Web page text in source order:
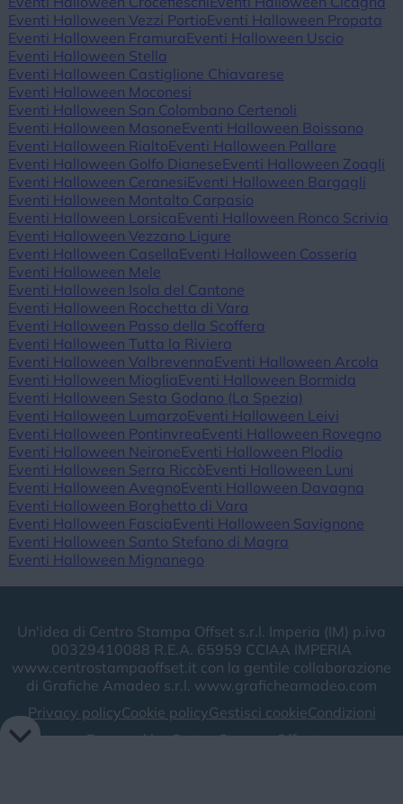
Eventi Halloween Vezzi PortioEventi Halloween Propata
Eventi Halloween Framura Eventi Halloween Uscio
Eventi Halloween Stella
Eventi Halloween Castiglione Chiavarese
Eventi Halloween Moconesi
Eventi Halloween San Colombano Certenoli
Eventi Halloween MasoneEventi Halloween Boissano
Eventi Halloween RialtoEventi Halloween Pallare
Eventi Halloween Golfo DianeseEventi Halloween Zoagli
Eventi Halloween CeranesiEventi Halloween Bargagli
Eventi Halloween Montalto Carpasio
Eventi Halloween Lorsica Eventi Halloween Ronco Scrivia
Eventi Halloween Vezzano Ligure
Eventi Halloween Casella Eventi Halloween Cosseria
Eventi Halloween Mele
Eventi Halloween Isola del Cantone
Eventi Halloween Rocchetta di Vara
Eventi Halloween Passo della Scoffera
Eventi Halloween Tutta la Riviera
Eventi Halloween Valbrevenna Eventi Halloween Arcola
Eventi Halloween Mioglia Eventi Halloween Bormida
Eventi Halloween Sesta Godano (La Spezia)
Eventi Halloween LumarzoEventi Halloween Leivi
Eventi Halloween Pontinvrea Eventi Halloween Rovegno
Eventi Halloween NeironeEventi Halloween Plodio
Eventi Halloween Serra RiccòEventi Halloween Luni
Eventi Halloween AvegnoEventi Halloween Davagna
Eventi Halloween Borghetto di Vara
Eventi Halloween Fascia Eventi Halloween Savignone
Eventi Halloween Santo Stefano di Magra
Eventi Halloween Mignanego
Un'idea di Centro Stampa Offset s.r.l. Imperia (IM) p.iva
00329410088 R.E.A. 65959 CCIAA IMPERIA
www.centrostampaoffset.it con la gentile collaborazione
di Grafiche Amadeo s.r.l. www.graficheamadeo.com
Privacy policyCookie policyGestisci cookieCondizioni
Powered byCentro Stampa Offset